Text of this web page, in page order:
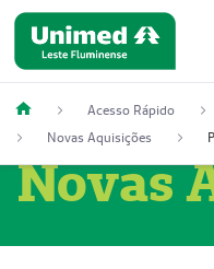
Acesso Rápido
Novas Aquisições
Novas